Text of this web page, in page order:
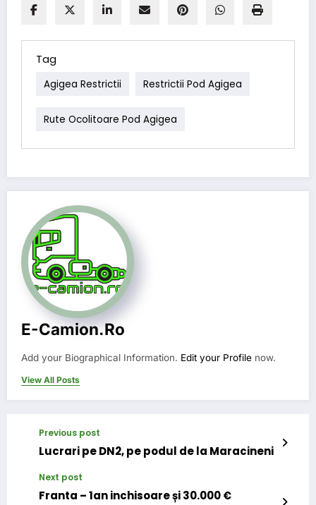
Tag
Agigea Restrictii Restrictii Pod Agigea
Rute Ocolitoare Pod Agigea
E-Camion.ro
Add your Biographical Information. Edit your Profile now.
View All Posts
Previous post
Lucrari pe DN2, pe podul de la Maracineni
Next post
Franta – 1an inchisoare și 30.000 €